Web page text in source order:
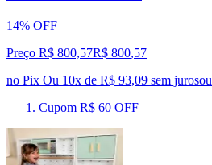
14% OFF
Preço R$ 800,57R$ 800,57
no Pix Ou 10x de R$ 93,09 sem jurosou
Cupom R$ 60 OFF